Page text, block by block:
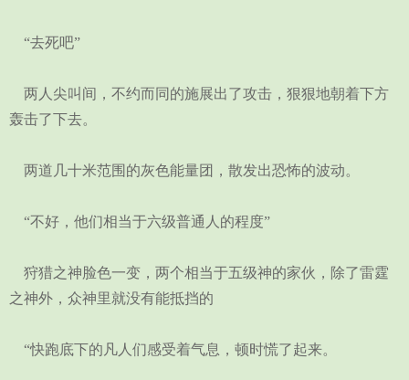
“去死吧”
两人尖叫间，不约而同的施展出了攻击，狠狠地朝着下方
轰击了下去。
两道几十米范围的灰色能量团，散发出恐怖的波动。
“不好，他们相当于六级普通人的程度”
狩猎之神脸色一变，两个相当于五级神的家伙，除了雷霆
之神外，众神里就没有能抵挡的
“快跑底下的凡人们感受着气息，顿时慌了起来。